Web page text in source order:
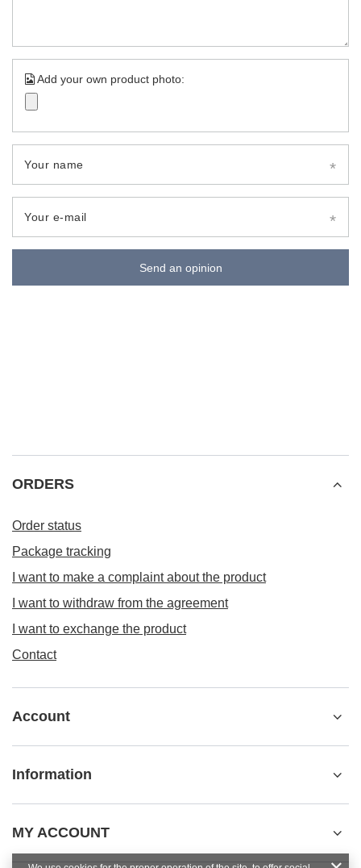
Add your own product photo:
Your name
Your e-mail
Send an opinion
ORDERS
Order status
Package tracking
I want to make a complaint about the product
I want to withdraw from the agreement
I want to exchange the product
Contact
Account
Information
MY ACCOUNT